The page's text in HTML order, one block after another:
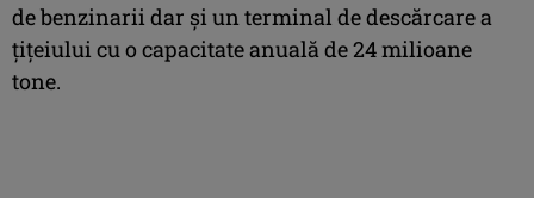
de benzinarii dar şi un terminal de descărcare a
ţiţeiului cu o capacitate anuală de 24 milioane
tone.